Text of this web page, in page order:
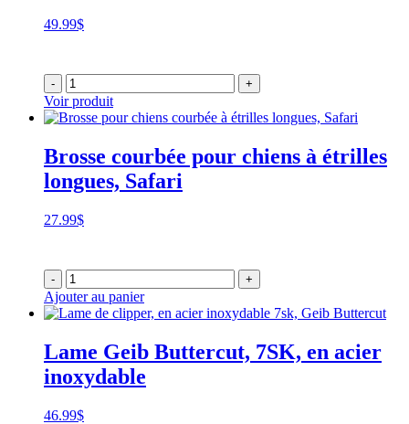
49.99$
- +
Voir produit
Brosse courbée pour chiens à étrilles
longues, Safari
27.99$
- +
Ajouter au panier
Lame Geib Buttercut, 7SK, en acier
inoxydable
46.99$